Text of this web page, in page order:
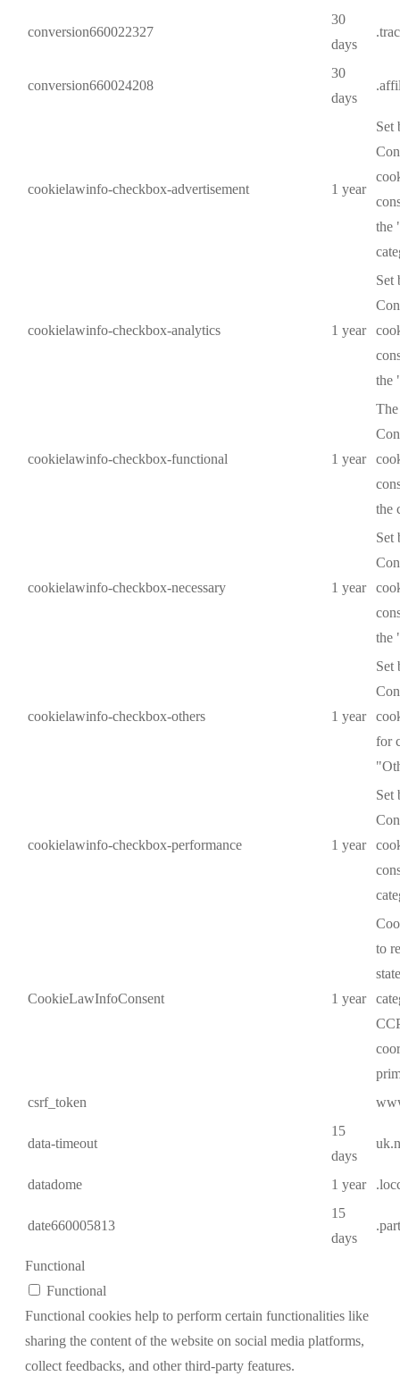
conversion660022327
30
days
conversion660024208
30
days
cookielawinfo-checkbox-advertisement 1 year
Set
the
cookielawinfo-checkbox-analytics 1 year
Set
the
cookielawinfo-checkbox-functional 1 year
the
cookielawinfo-checkbox-necessary 1 year
Set
the
cookielawinfo-checkbox-others 1 year
Set
for
cookielawinfo-checkbox-performance 1 year
Set
CookieLawInfoConsent 1 year
to
csrf_token
data-timeout
15
days
datadome 1 year
date660005813
15
days
Functional
Functional
Functional cookies help to perform certain functionalities like
sharing the content of the website on social media platforms,
collect feedbacks, and other third-party features.